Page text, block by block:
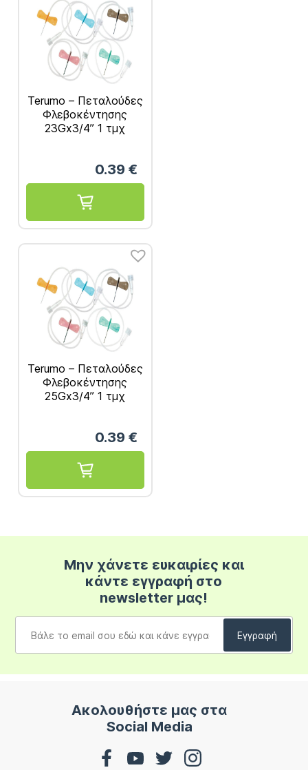
Terumo – Πεταλούδες
Φλεβοκέντησης
23Gx3/4” 1 τμχ
0.39 €
Terumo – Πεταλούδες
Φλεβοκέντησης
25Gx3/4” 1 τμχ
0.39 €
Μην χάνετε ευκαιρίες και
κάντε εγγραφή στο
newsletter μας!
Ακολουθήστε μας στα
Social Media